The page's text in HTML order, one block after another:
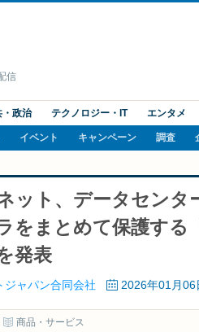
信
・政治 テクノロジー・IT エンタメ
イベント キャンペーン 調査
ット、データセンタ
をまとめて保護す
発表
ジャパン合同会社 2026年01月06
商品・サービス